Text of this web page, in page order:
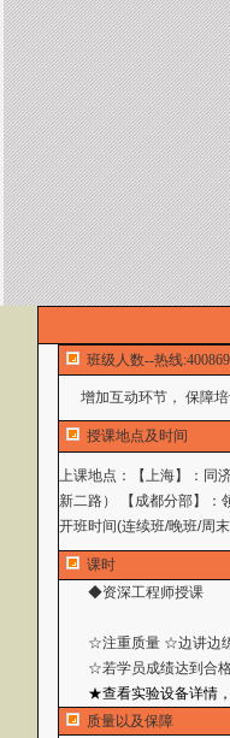
班级人数--热线
增加互动环节， 保障培
授课地点及时间
上课地点：
【上海】：
新二路） 【成都分部】：
开班时间(连续班/晚班/周
课时
◆资深工程师授课
☆注重质量 ☆边讲边
☆若学员成绩达到合格
★查看实验设备详情
质量以及保障